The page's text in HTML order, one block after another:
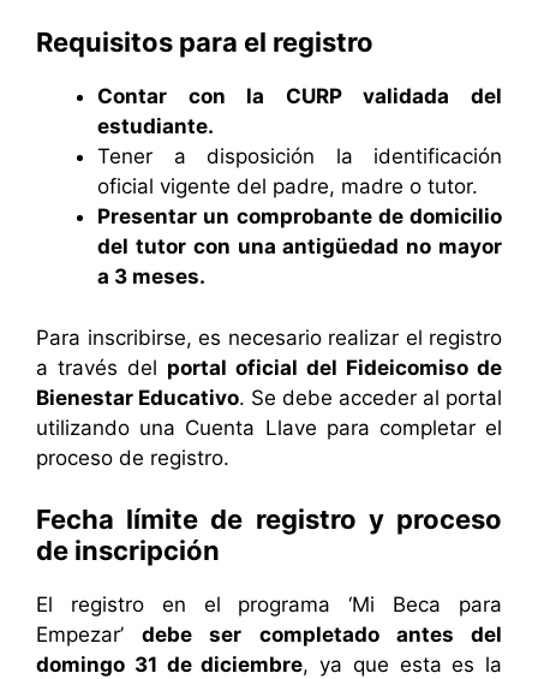
Requisitos para el registro
Contar con la CURP validada del
estudiante.
Tener a disposición la identificación
oficial vigente del padre, madre o tutor.
Presentar un comprobante de domicilio
del tutor con una antigüedad no mayor
a 3 meses.
Para inscribirse, es necesario realizar el registro
a través del portal oficial del Fideicomiso de
Bienestar Educativo. Se debe acceder al portal
utilizando una Cuenta Llave para completar el
proceso de registro.
Fecha límite de registro y proceso
de inscripción
El registro en el programa ‘Mi Beca para
Empezar’debe ser completado antes del
domingo 31 de diciembre, ya que esta es la